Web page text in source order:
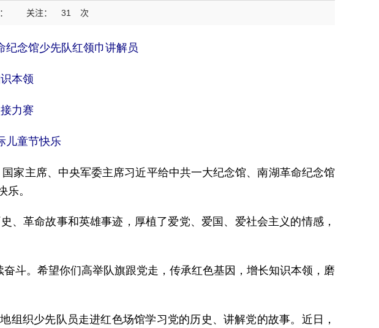
关注： 31 次
念馆少先队红领巾讲解员
本领
力赛
儿童节快乐
主席、中央军委主席习近平给中共一大纪念馆、南湖革命纪念馆
。
革命故事和英雄事迹，厚植了爱党、爱国、爱社会主义的情感，
。希望你们高举队旗跟党走，传承红色基因，增长知识本领，磨
织少先队员走进红色场馆学习党的历史、讲解党的故事。近日，